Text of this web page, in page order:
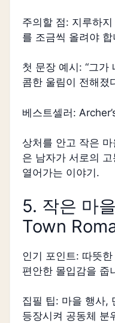
주의할 점: 지루하
를 조금씩 올려야 합
첫 문장 예시: “그가
콤한 울림이 전해졌
베스트셀러:
상처를 안고 작은
은 남자가 서로의
열어가는 이야기.
5. 작은 마
Town
인기 포인트: 따뜻
편안한 몰입감을 줍
집필 팁: 마을 행사,
등장시켜 공동체 분